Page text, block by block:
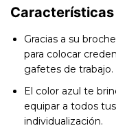
Características
Gracias a su
para colocar
gafetes de trabajo.
El color azul te
equipar a todos
individualización.